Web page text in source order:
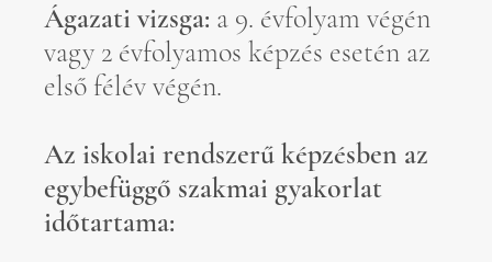
Ágazati vizsga: a 9. évfolyam végén
vagy 2 évfolyamos képzés esetén az
első félév végén.
Az iskolai rendszerű képzésben az
egybefüggő szakmai gyakorlat
időtartama: